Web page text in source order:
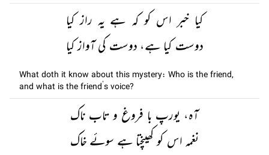
کیا خبر اس کو کہ ہے یہ راز کیا
دوست کیا ہے، دوست کی آواز کیا
What doth it know about this mystery: Who is the friend,
and what is the friend’s voice?
آہ، یورپ با فروغ و تاب ناک
نغمہ اس کو کھینچتا ہے سوئے خاک